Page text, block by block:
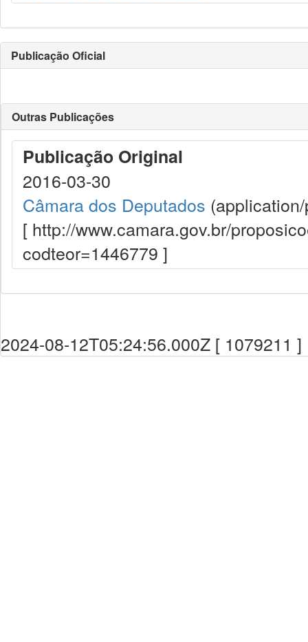
Publicação Oficial
Outras Publicações
Publicação Original
2016-03-30
Câmara dos Deputados
[ http://www.camara.gov.br/
codteor=1446779 ]
2024-08-12T05:24:56.000Z [ 1079211 ]